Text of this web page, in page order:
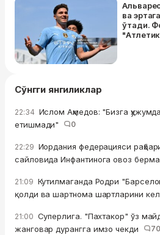
ва
ўтади.
Сўнгги янгиликлар
22:34 Ислом Аҳмедов: "Бизга
етишмади"
0
22:29 Иордания федерацияси
сайловида Инфантинога овоз
21:09 Кутилмаганда Родри
қолди ва шартнома шартларини
21:00 Суперлига. "Пахтакор" ўз
жанговар дурангга имзо чекди
70